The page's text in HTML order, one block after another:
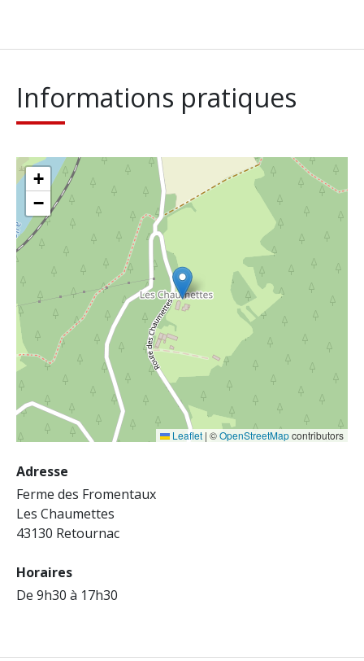
Informations pratiques
+
−
Leaflet | ©OpenStreetMapcontributors
Adresse
Ferme des Fromentaux
Les Chaumettes
43130 Retournac
Horaires
De 9h30 à 17h30